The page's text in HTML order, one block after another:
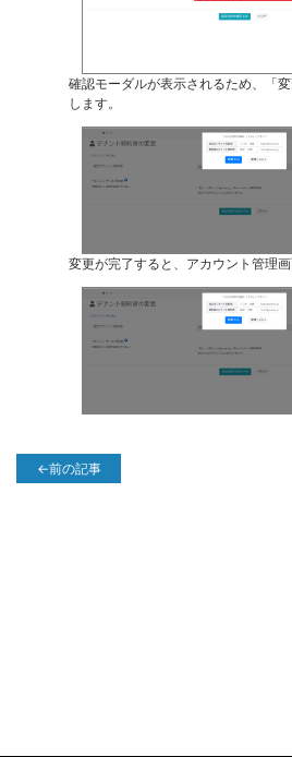
確認モーダルが表示されるため、「
します。
変更が完了すると、アカウント管理画
←前の記事